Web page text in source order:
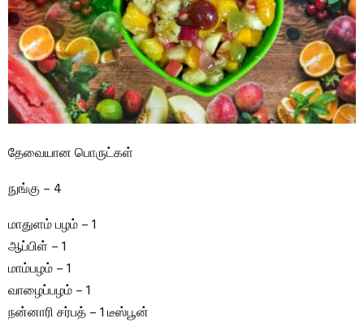
தேவையான பொருட்கள்
நுங்கு – 4
மாதுளம் பழம் – 1
ஆப்பிள் – 1
மாம்பழம் – 1
வாழைப்பழம் – 1
நன்னாரி சர்பத் – 1 டீஸ்பூன்